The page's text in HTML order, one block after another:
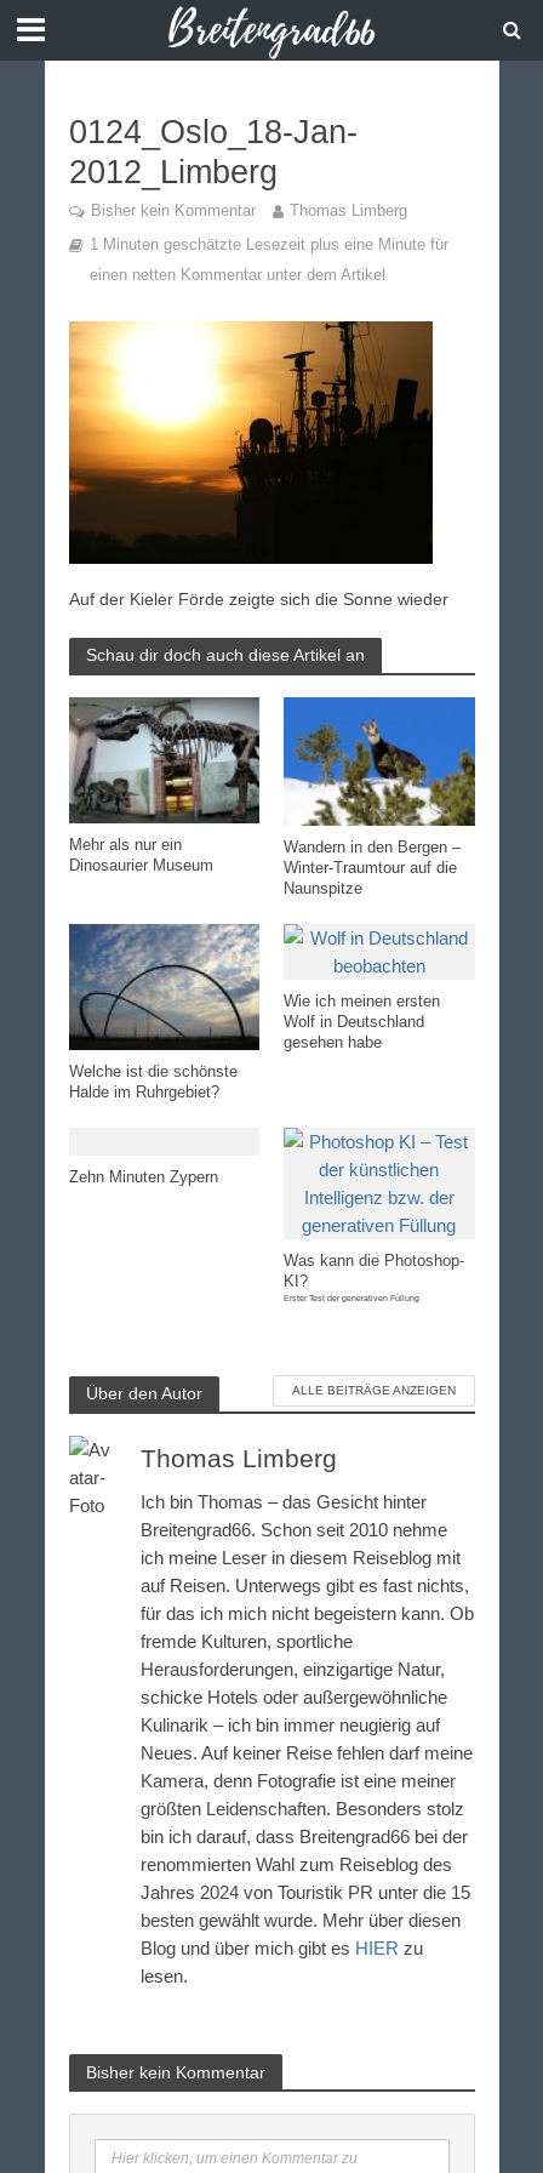
0124_Oslo_18-Jan-
2012_Limberg
Bisher kein Kommentar
Thomas Limberg
1 Minuten geschätzte Lesezeit plus eine Minute für
einen netten Kommentar unter dem Artikel
Auf der Kieler Förde zeigte sich die Sonne wieder
Schau dir doch auch diese Artikel an
Mehr als nur ein
Dinosaurier Museum
Wandern in den Bergen –
Winter-Traumtour auf die
Naunspitze
Welche ist die schönste
Halde im Ruhrgebiet?
Wie ich meinen ersten
Wolf in Deutschland
gesehen habe
Zehn Minuten Zypern
Was kann die Photoshop-
KI?
Erster Test der generativen Füllung
Über den Autor ALLE BEITRÄGE ANZEIGEN
Thomas Limberg
Ich bin Thomas – das Gesicht hinter
Breitengrad66. Schon seit 2010 nehme
ich meine Leser in diesem Reiseblog mit
auf Reisen. Unterwegs gibt es fast nichts,
für das ich mich nicht begeistern kann. Ob
fremde Kulturen, sportliche
Herausforderungen, einzigartige Natur,
schicke Hotels oder außergewöhnliche
Kulinarik – ich bin immer neugierig auf
Neues. Auf keiner Reise fehlen darf meine
Kamera, denn Fotografie ist eine meiner
größten Leidenschaften. Besonders stolz
bin ich darauf, dass Breitengrad66 bei der
renommierten Wahl zum Reiseblog des
Jahres 2024 von Touristik PR unter die 15
besten gewählt wurde. Mehr über diesen
Blog und über mich gibt es HIER zu
lesen.
Bisher kein Kommentar
Hier klicken, um einen Kommentar zu